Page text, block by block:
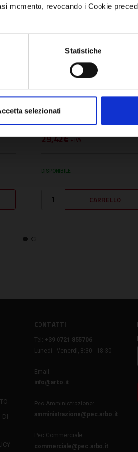
momento, revocando i Cookie
Statistiche
selezionati
070122000701
CHIAVE A BUSSOLA
MM SERIE K20 -
070122000701
29,42€+ IVA
DISPONIBILE
DI
CONTATTI
Tel:
+39 0721 855706
Lunedì - Venerdì, 8:30 - 18:30
Email:
info@arbo.it
Pec Amministrazione:
amministrazione@pec.arbo.it
Pec Commerciale:
commerciale@pec.arbo.it